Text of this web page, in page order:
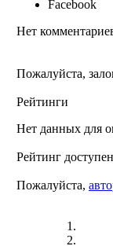
Facebook
Нет
Пожалуйста,
Рейтинги
Нет данных для
Рейтинг
Пожалуйста,